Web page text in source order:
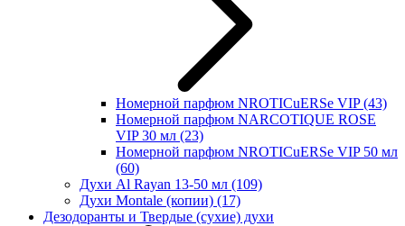
Номерной парфюм NROTICuERSe VIP(43)
Номерной парфюм NARCOTIQUE ROSE
VIP 30 мл (23)
Номерной парфюм NROTICuERSe VIP 50 мл
(60)
Духи Al Rayan 13-50 мл (109)
Духи Montale (копии) (17)
Дезодоранты и Твердые (сухие) духи